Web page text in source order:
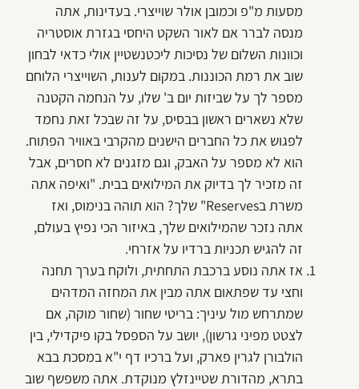
מסעות מ"פ וכמובן אולר שוייצרי. בעדינות, אתה
מנסה לברר אם לאור השקט היחסי בגזרת אוסטריה
וכוונות השלום של נסיכות ליכטנשטיין אולי כדאי לבחון
שוב את רמת הכוננות. במקום לענות, השוייצרי הלוחם
מספר לך על שביזות יום ב' שלו, על הנחמה הקטנה
שלא נשארים ראשון בבסיס, על זה שבכל זאת נחמד
לפגוש את כל החברים הישנים מהקרבי באוויר הפתוח.
הוא לא מספר על האבק, וגם מזגנים לא חסרים, אבל
זה מזכיר לך בדיוק את המילואים בבית. "ואיפה אתה
משרת בReserves" שלך? הוא תוהה בנימוס, ואז
אתה נזכר שהמילואים שלך, באיזור הכי נפיץ בעולם,
זה להגיש תכניות ברדיו על אזרחי.
אז אתה נוסע ברכבת התחתית, ולוקח בערך תחנה
וחצי עד שפתאום אתה מבין את המחזה המדהים
שמתרחש מול עיניך: בריטי שחור (שחור מוקה, אם
לצטט מפיני גרשון), יושב על הספסל בקו פיקדילי, בין
הולבורן לגרין פארק, ועל ברכיו דף י"א במסכת בבא
בתרא, מהדורת שטיינזלץ מנוקדת. אתה משפשף שוב